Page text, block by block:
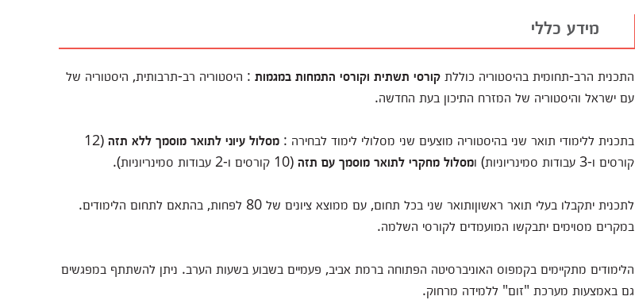
מידע כללי
התכנית הרב-תחומית בהיסטוריה כוללת קורסי תשתית וקורסי התמחות במגמות : היסטוריה רב-תרבותית, היסטוריה של
עם ישראל והיסטוריה של המזרח התיכון בעת החדשה.
בתכנית ללימודי תואר שני בהיסטוריה מוצעים שני מסלולי לימוד לבחירה : מסלול עיוני לתואר מוסמך ללא תזה (12
קורסים ו-3 עבודות סמינריוניות) ו
מסלול מחקרי לתואר מוסמך עם תזה (10 קורסים ו-2 עבודות סמינריוניות).
לתכנית יתקבלו בעלי תואר ראשוןותואר שני בכל תחום, עם ממוצא ציונים של 80 לפחות, בהתאם לתחום הלימודים.
במקרים מסוימים יתבקשו המועמדים לקורסי השלמה.
הלימודים מתקיימים בקמפוס האוניברסיטה הפתוחה ברמת אביב, פעמיים בשבוע בשעות הערב. ניתן להשתתף במפגשים
גם באמצעות מערכת "זום" ללמידה מרחוק.